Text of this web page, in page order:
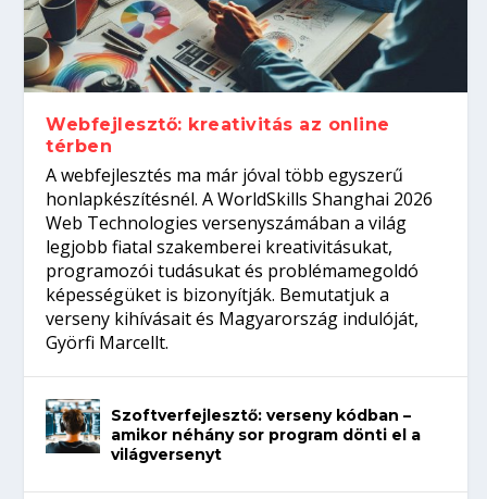
Hogyan készíts ATS-barát önéletrajzot?
Így növelheted az esélyedet az
állásinterjúra...
Kitalálod, mire használják ezeket a
gépeket?
Nem sikerült az egyetemi felvételi?
Tanulj szakmát!
Szoftverfejlesztő: verseny kódban –
amikor néhány sor program dönti el a
világversenyt...
Webfejlesztő: kreativitás az online
térben
A webfejlesztés ma már jóval több egyszerű
honlapkészítésnél. A WorldSkills Shanghai 2026
Web Technologies versenyszámában a világ
legjobb fiatal szakemberei kreativitásukat,
programozói tudásukat és problémamegoldó
képességüket is bizonyítják. Bemutatjuk a
verseny kihívásait és Magyarország indulóját,
Györfi Marcellt.
Szoftverfejlesztő: verseny kódban –
amikor néhány sor program dönti el a
világversenyt